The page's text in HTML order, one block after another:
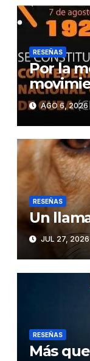
RESEÑAS
Por la
AGO 6, 2026
RESEÑAS
Un
JUL 27, 2026
RESEÑAS
Más